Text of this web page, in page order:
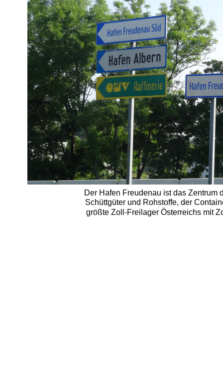
Der Hafen Freudenau ist das
Schüttgüter und Rohstoffe, der
größte Zoll-Freilager Österreichs mit